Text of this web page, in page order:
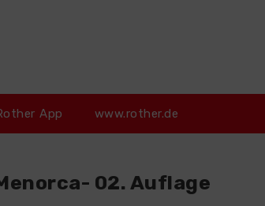
App www.rother.de
02. Auflage